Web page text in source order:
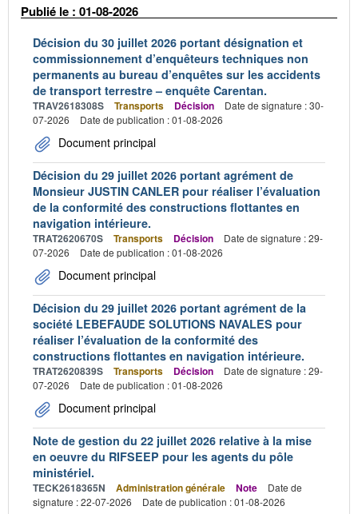
Publié le : 01-08-2026
Décision du 30 juillet 2026 portant désignation et
commissionnement d’enquêteurs techniques non
permanents au bureau d’enquêtes sur les accidents
de transport terrestre – enquête Carentan.
TRAV2618308S Transports Décision
Date de signature : 30-
07-2026
Date de publication : 01-08-2026
Document principal
Décision du 29 juillet 2026 portant agrément de
Monsieur JUSTIN CANLER pour réaliser l’évaluation
de la conformité des constructions flottantes en
navigation intérieure.
TRAT2620670S Transports Décision
Date de signature : 29-
07-2026
Date de publication : 01-08-2026
Document principal
Décision du 29 juillet 2026 portant agrément de la
société LEBEFAUDE SOLUTIONS NAVALES pour
réaliser l’évaluation de la conformité des
constructions flottantes en navigation intérieure.
TRAT2620839S Transports Décision
Date de signature : 29-
07-2026
Date de publication : 01-08-2026
Document principal
Note de gestion du 22 juillet 2026 relative à la mise
en oeuvre du RIFSEEP pour les agents du pôle
ministériel.
TECK2618365N Administration générale Note
Date de
signature : 22-07-2026
Date de publication : 01-08-2026